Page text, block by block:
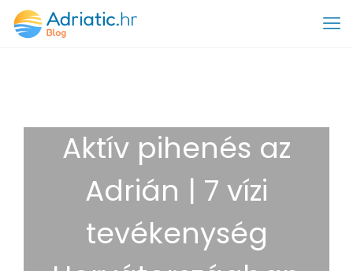
Aktív pihenés az
Adrián | 7 vízi
tevékenység